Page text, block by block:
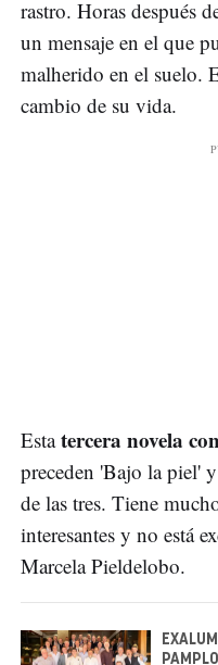
rastro. Horas después
un mensaje en el que
malherido en el suelo.
cambio de su vida.
Estatercera novela
preceden 'Bajo la piel'
de las tres. Tiene
interesantes y no está
Marcela Pieldelobo.